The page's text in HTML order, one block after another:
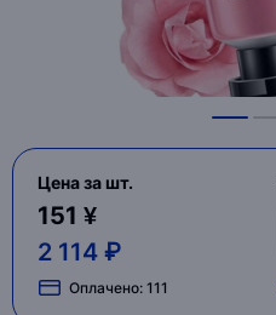
Цена за шт.
151 ¥
2 114 ₽
Оплачено: 111